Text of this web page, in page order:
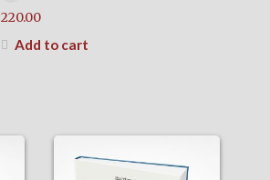
220.00
Add to cart